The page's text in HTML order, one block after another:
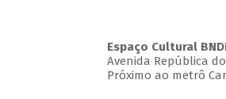
Espaço Cultural
Avenida República
Próximo ao metrô